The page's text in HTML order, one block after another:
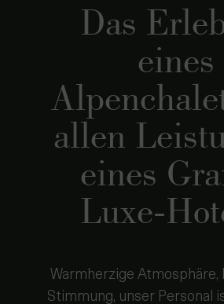
Das
eines
allen
eines
Luxe-
Warmherzige Atmosphäre,
Stimmung, unser Personal